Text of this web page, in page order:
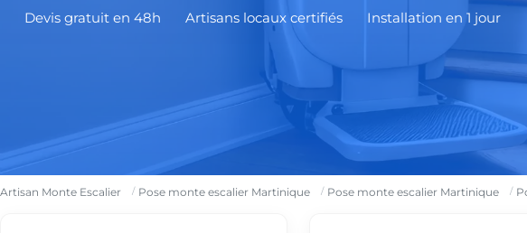
Devis gratuit en 48h Artisans locaux certifiés Installation en 1 jour
Artisan Monte Escalier Pose monte escalier Martinique Pose monte escalier Martinique